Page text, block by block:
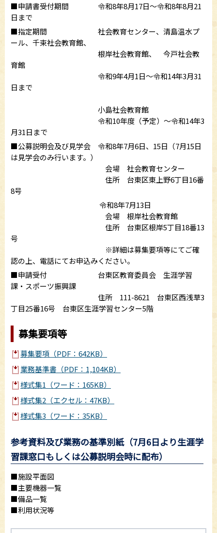
■申請書受付期間 令和8年8月17日～令和8年8月21
日まで
■指定期間 社会教育センター、清島温水プ
ール、千束社会教育館、
根岸社会教育館、 今戸社会教
育館
令和9年4月1日～令和14年3月31
日まで
小島社会教育館
令和10年度（予定）～令和14年3
月31日まで
■公募説明会及び見学会 令和8年7月6日、15日（7月15日
は見学会のみ行います。）
会場 社会教育センター
住所 台東区東上野6丁目16番
8号
令和8年7月13日
会場 根岸社会教育館
住所 台東区根岸5丁目18番13
号
※詳細は募集要項等にてご確
認の上、電話にてお申込みください。
■申請受付 台東区教育委員会 生涯学習
課・スポーツ振興課
住所 111-8621 台東区西浅草3
丁目25番16号 台東区生涯学習センター5階
募集要項等
募集要項（PDF：642KB）
業務基準書（PDF：1,104KB）
様式集1（ワード：165KB）
様式集2（エクセル：47KB）
様式集3（ワード：35KB）
参考資料及び業務の基準別紙（7月6日より生涯学
習課窓口もしくは公募説明会時に配布）
■施設平面図
■主要機器一覧
■備品一覧
■利用状況等